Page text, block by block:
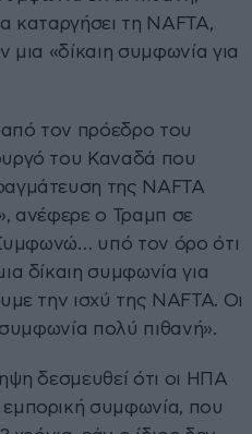
καταργήσει τη NAFTA,
μια «δίκαιη συμφωνία για
τον πρόεδρο του
του Καναδά που
της NAFTA
ανέφερε ο Τραμπ σε
υπό τον όρο ότι
δίκαιη συμφωνία για
την ισχύ της NAFTA. Οι
συμφωνία πολύ πιθανή».
δεσμευθεί ότι οι ΗΠΑ
συμφωνία, που